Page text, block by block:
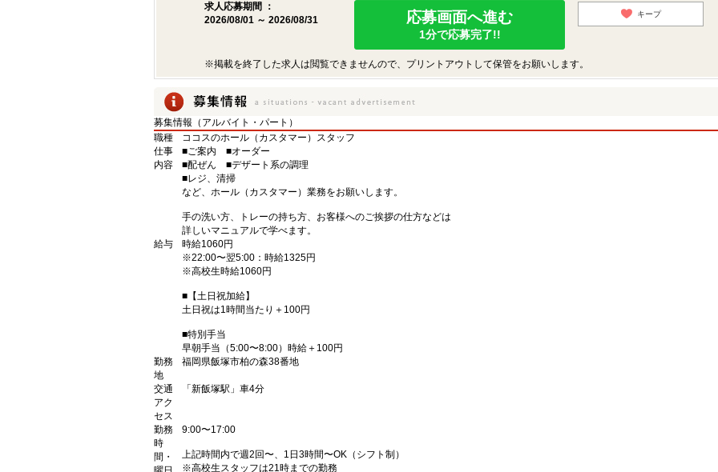
求人応募期間 ：
2026/08/01 ～ 2026/08/31
応募画面へ進む
1分で応募完了!!
キープ
※掲載を終了した求人は閲覧できませんので、プリントアウトして保管をお願いします。
募集情報（アルバイト・パート）
職種
ココスのホール（カスタマー）スタッフ
仕事
内容
■ご案内 ■オーダー
■配ぜん ■デザート系の調理
■レジ、清掃
など、ホール（カスタマー）業務をお願いします。
手の洗い方、トレーの持ち方、お客様へのご挨拶の仕方などは
詳しいマニュアルで学べます。
給与
時給1060円
※22:00〜翌5:00：時給1325円
※高校生時給1060円
■【土日祝加給】
土日祝は1時間当たり＋100円
■特別手当
早朝手当（5:00〜8:00）時給＋100円
勤務
地
福岡県飯塚市柏の森38番地
交通
アク
セス
「新飯塚駅」車4分
勤務
時
間・
9:00〜17:00
上記時間内で週2回〜、1日3時間〜OK（シフト制）
※高校生スタッフは21時までの勤務